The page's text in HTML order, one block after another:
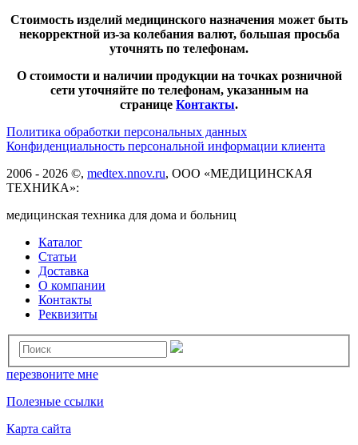
Стоимость изделий медицинского назначения может быть
некорректной из-за колебания валют, большая просьба
уточнять по телефонам.
О стоимости и наличии продукции на точках розничной
сети уточняйте по телефонам, указанным на
странице Контакты.
Политика обработки персональных данных
Конфиденциальность персональной информации клиента
2006 - 2026 ©, medtex.nnov.ru, ООО «МЕДИЦИНСКАЯ
ТЕХНИКА»:
медицинская техника для дома и больниц
Каталог
Статьи
Доставка
О компании
Контакты
Реквизиты
перезвоните мне
Полезные ссылки
Карта сайта